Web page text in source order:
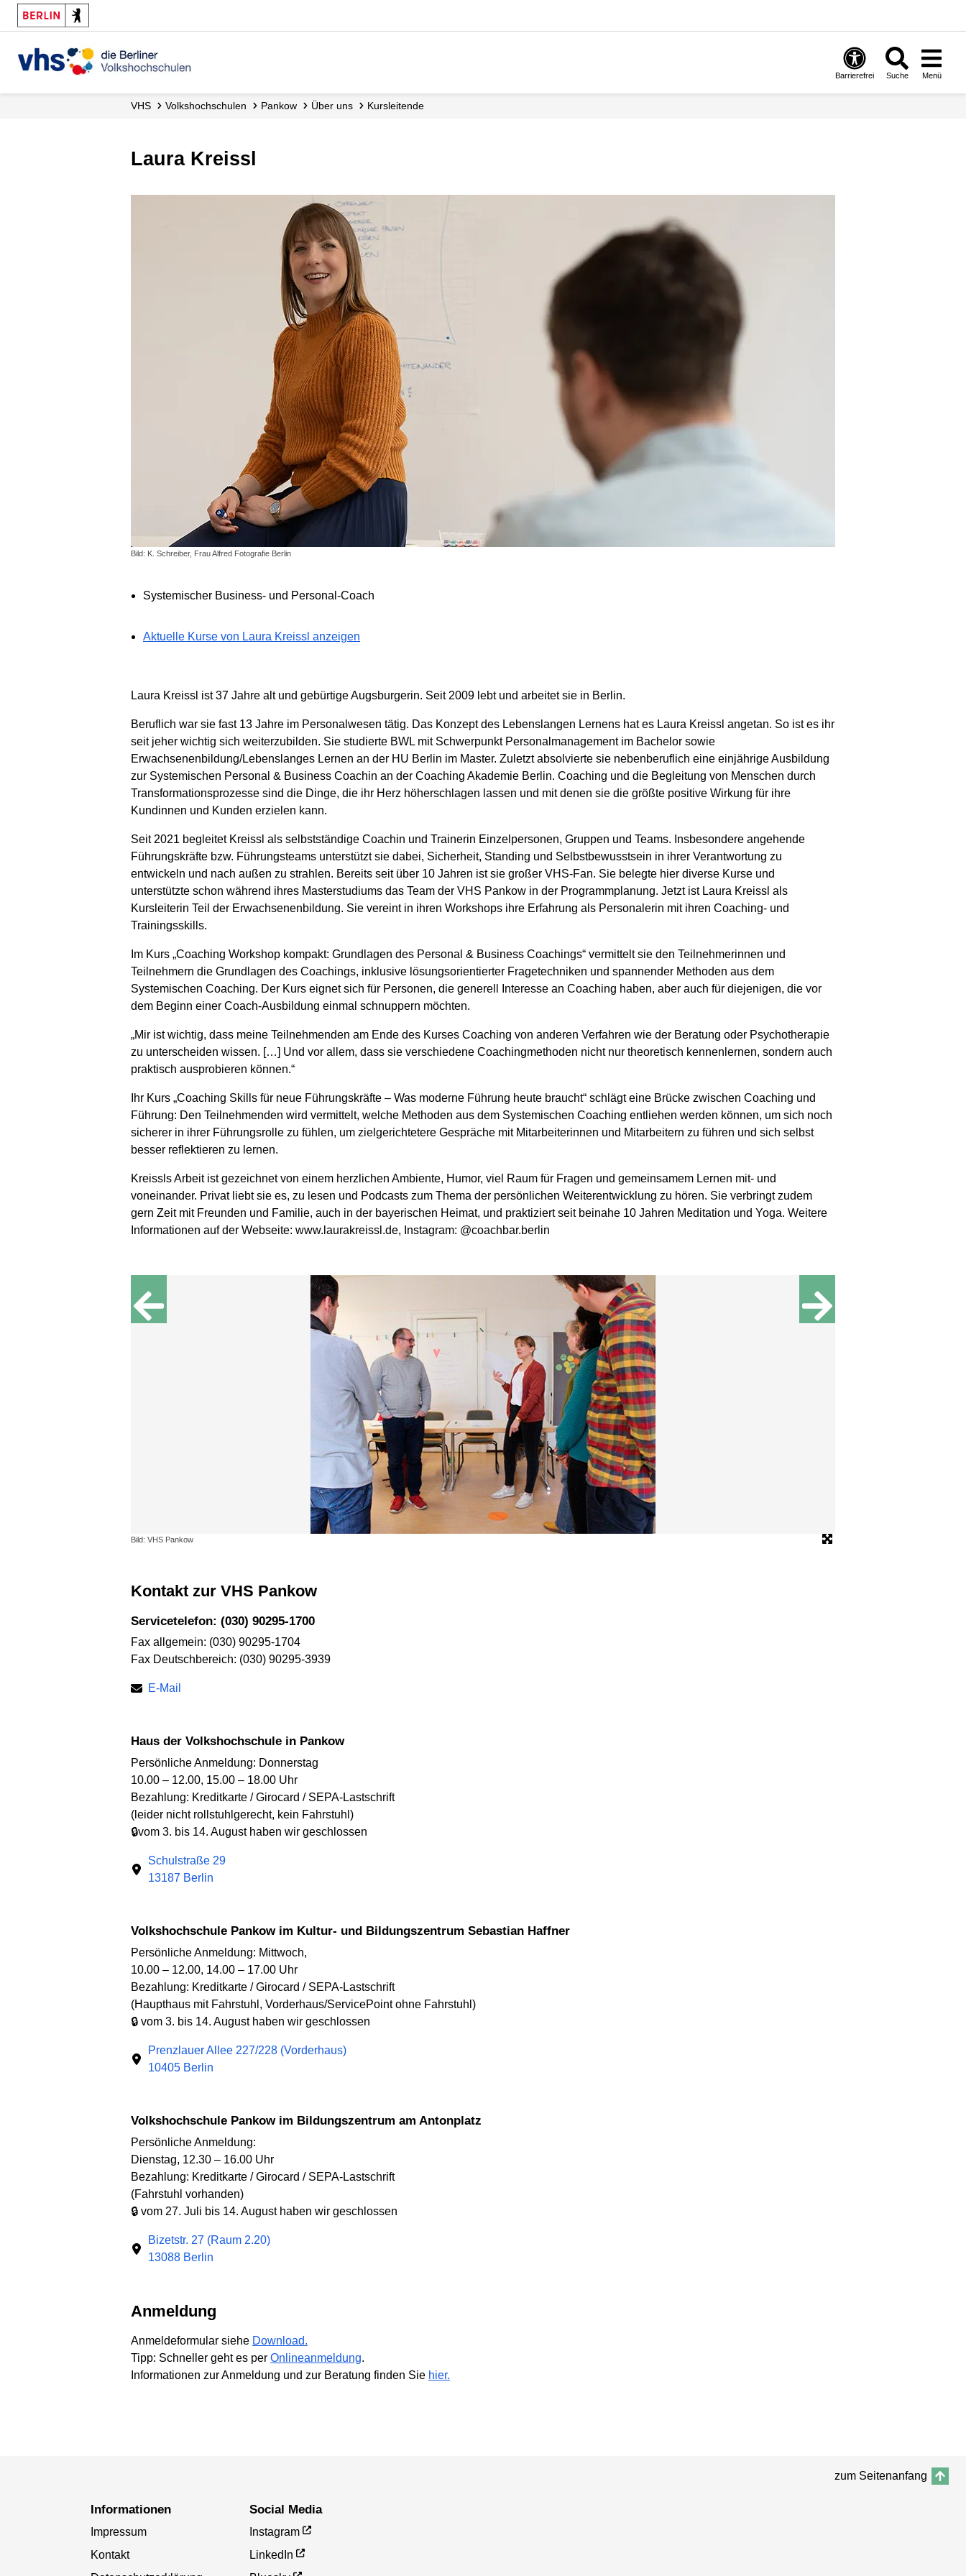
Barrierefrei Suche Menü
VHS Volks­hochschulen Pankow Über uns Kursleitende
Laura Kreissl
Bild: K. Schreiber, Frau Alfred Fotografie Berlin
Systemischer Business- und Personal-Coach
Aktuelle Kurse von Laura Kreissl anzeigen
Laura Kreissl ist 37 Jahre alt und gebürtige Augsburgerin. Seit 2009 lebt und arbeitet sie in Berlin.
Beruflich war sie fast 13 Jahre im Personalwesen tätig. Das Konzept des Lebenslangen Lernens hat es Laura Kreissl angetan. So ist es ihr
seit jeher wichtig sich weiterzubilden. Sie studierte BWL mit Schwerpunkt Personalmanagement im Bachelor sowie
Erwachsenenbildung/Lebenslanges Lernen an der HU Berlin im Master. Zuletzt absolvierte sie nebenberuflich eine einjährige Ausbildung
zur Systemischen Personal & Business Coachin an der Coaching Akademie Berlin. Coaching und die Begleitung von Menschen durch
Transformationsprozesse sind die Dinge, die ihr Herz höherschlagen lassen und mit denen sie die größte positive Wirkung für ihre
Kundinnen und Kunden erzielen kann.
Seit 2021 begleitet Kreissl als selbstständige Coachin und Trainerin Einzelpersonen, Gruppen und Teams. Insbesondere angehende
Führungskräfte bzw. Führungsteams unterstützt sie dabei, Sicherheit, Standing und Selbstbewusstsein in ihrer Verantwortung zu
entwickeln und nach außen zu strahlen. Bereits seit über 10 Jahren ist sie großer VHS-Fan. Sie belegte hier diverse Kurse und
unterstützte schon während ihres Masterstudiums das Team der VHS Pankow in der Programmplanung. Jetzt ist Laura Kreissl als
Kursleiterin Teil der Erwachsenenbildung. Sie vereint in ihren Workshops ihre Erfahrung als Personalerin mit ihren Coaching- und
Trainingsskills.
Im Kurs „Coaching Workshop kompakt: Grundlagen des Personal & Business Coachings“ vermittelt sie den Teilnehmerinnen und
Teilnehmern die Grundlagen des Coachings, inklusive lösungsorientierter Fragetechniken und spannender Methoden aus dem
Systemischen Coaching. Der Kurs eignet sich für Personen, die generell Interesse an Coaching haben, aber auch für diejenigen, die vor
dem Beginn einer Coach-Ausbildung einmal schnuppern möchten.
„Mir ist wichtig, dass meine Teilnehmenden am Ende des Kurses Coaching von anderen Verfahren wie der Beratung oder Psychotherapie
zu unterscheiden wissen. […] Und vor allem, dass sie verschiedene Coachingmethoden nicht nur theoretisch kennenlernen, sondern auch
praktisch ausprobieren können.“
Ihr Kurs „Coaching Skills für neue Führungskräfte – Was moderne Führung heute braucht“ schlägt eine Brücke zwischen Coaching und
Führung: Den Teilnehmenden wird vermittelt, welche Methoden aus dem Systemischen Coaching entliehen werden können, um sich noch
sicherer in ihrer Führungsrolle zu fühlen, um zielgerichtetere Gespräche mit Mitarbeiterinnen und Mitarbeitern zu führen und sich selbst
besser reflektieren zu lernen.
Kreissls Arbeit ist gezeichnet von einem herzlichen Ambiente, Humor, viel Raum für Fragen und gemeinsamem Lernen mit- und
voneinander. Privat liebt sie es, zu lesen und Podcasts zum Thema der persönlichen Weiterentwicklung zu hören. Sie verbringt zudem
gern Zeit mit Freunden und Familie, auch in der bayerischen Heimat, und praktiziert seit beinahe 10 Jahren Meditation und Yoga. Weitere
Informationen auf der Webseite: www.laurakreissl.de, Instagram: @coachbar.berlin
Bild: VHS Pankow
Kontakt zur VHS Pankow
Servicetelefon: (030) 90295-1700
Fax allgemein: (030) 90295-1704
Fax Deutschbereich: (030) 90295-3939
E-Mail
Haus der Volkshochschule in Pankow
Persönliche Anmeldung: Donnerstag
10.00 – 12.00, 15.00 – 18.00 Uhr
Bezahlung: Kreditkarte / Girocard / SEPA-Lastschrift
(leider nicht rollstuhlgerecht, kein Fahrstuhl)
🔒vom 3. bis 14. August haben wir geschlossen
Schulstraße 29
13187 Berlin
Volkshochschule Pankow im Kultur- und Bildungszentrum Sebastian Haffner
Persönliche Anmeldung: Mittwoch,
10.00 – 12.00, 14.00 – 17.00 Uhr
Bezahlung: Kreditkarte / Girocard / SEPA-Lastschrift
(Haupthaus mit Fahrstuhl, Vorderhaus/ServicePoint ohne Fahrstuhl)
🔒 vom 3. bis 14. August haben wir geschlossen
Prenzlauer Allee 227/228 (Vorderhaus)
10405 Berlin
Volkshochschule Pankow im Bildungszentrum am Antonplatz
Persönliche Anmeldung:
Dienstag, 12.30 – 16.00 Uhr
Bezahlung: Kreditkarte / Girocard / SEPA-Lastschrift
(Fahrstuhl vorhanden)
🔒 vom 27. Juli bis 14. August haben wir geschlossen
Bizetstr. 27 (Raum 2.20)
13088 Berlin
Anmeldung
Anmeldeformular siehe Download.
Tipp: Schneller geht es per Onlineanmeldung.
Informationen zur Anmeldung und zur Beratung finden Sie hier.
zum Seitenanfang
Informationen
Impressum
Kontakt
Social Media
Instagram
LinkedIn